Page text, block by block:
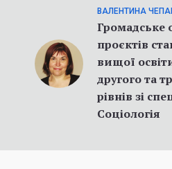
ВАЛЕНТИНА
Громадське
проєктів
вищої
другого та
рівнів зі
Соціологія